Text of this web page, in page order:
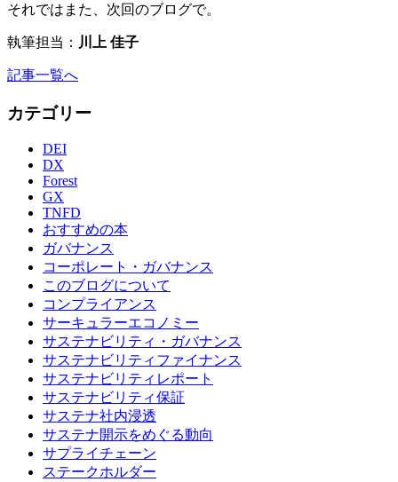
それではまた、次回のブログで。
執筆担当： 川上 佳子
記事一覧へ
カテゴリー
DEI
DX
Forest
GX
TNFD
おすすめの本
ガバナンス
コーポレート・ガバナンス
このブログについて
コンプライアンス
サーキュラーエコノミー
サステナビリティ・ガバナンス
サステナビリティファイナンス
サステナビリティレポート
サステナビリティ保証
サステナ社内浸透
サステナ開示をめぐる動向
サプライチェーン
ステークホルダー